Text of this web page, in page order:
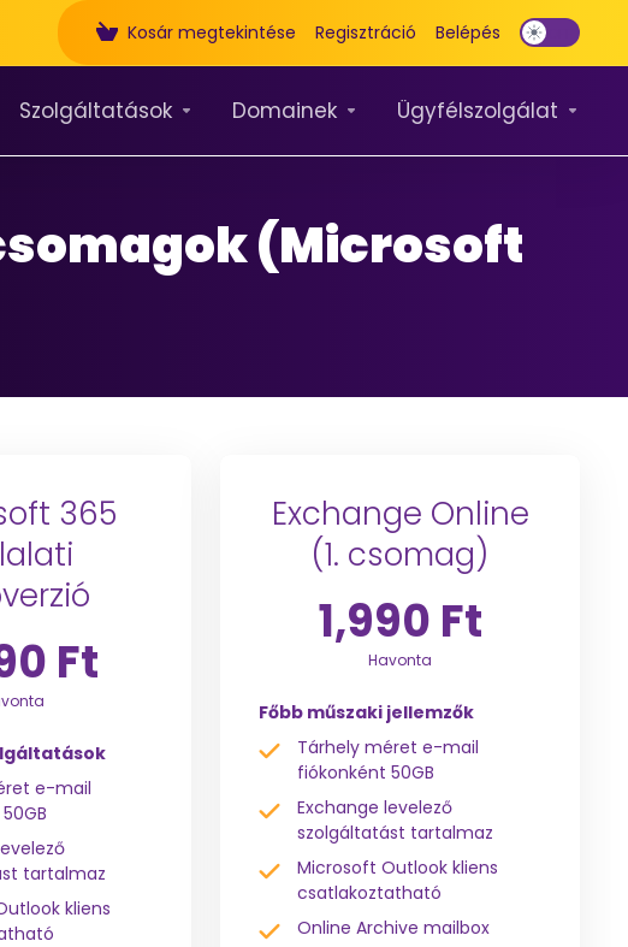
Kosár megtekintése Regisztráció Belépés
Szolgáltatások Domainek Ügyfélszolgálat
(Microsoft
365
Ft
e-mail
tartalmaz
kliens
Exchange Online
(1. csomag)
1,990 Ft
Havonta
Főbb műszaki jellemzők
Tárhely méret e-mail
fiókonként 50GB
Exchange levelező
szolgáltatást tartalmaz
Microsoft Outlook kliens
csatlakoztatható
Online Archive mailbox